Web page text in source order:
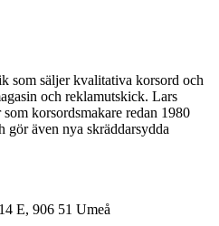
som säljer kvalitativa korsord och
och reklamutskick. Lars
korsordsmakare redan 1980
gör även nya skräddarsydda
E, 906 51 Umeå